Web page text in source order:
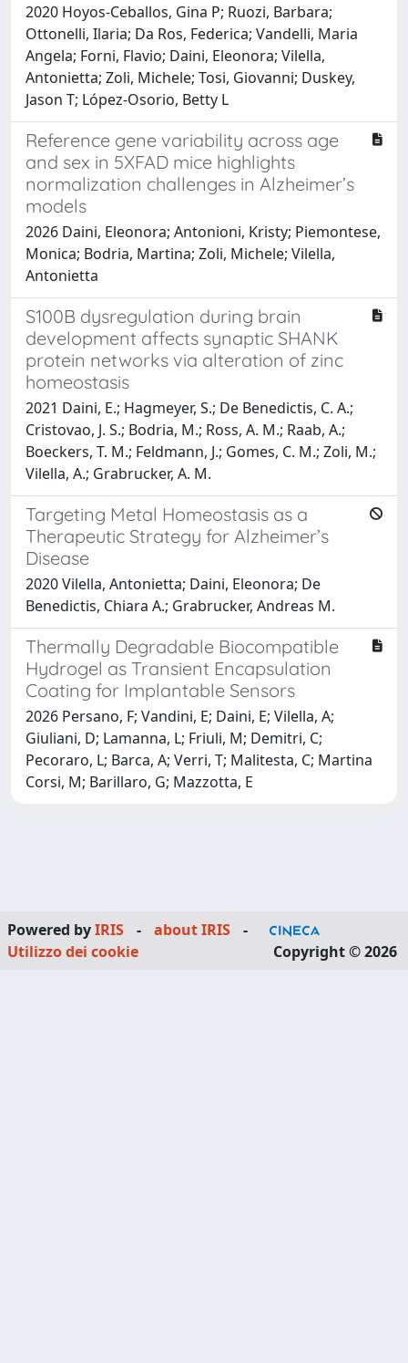
2020 Hoyos-Ceballos, Gina P; Ruozi, Barbara;
Ottonelli, Ilaria; Da Ros, Federica; Vandelli, Maria
Angela; Forni, Flavio; Daini, Eleonora; Vilella,
Antonietta; Zoli, Michele; Tosi, Giovanni; Duskey,
Jason T; López-Osorio, Betty L
Reference gene variability across age
and sex in 5XFAD mice highlights
normalization challenges in Alzheimer’s
models
2026 Daini, Eleonora; Antonioni, Kristy; Piemontese,
Monica; Bodria, Martina; Zoli, Michele; Vilella,
Antonietta
S100B dysregulation during brain
development affects synaptic SHANK
protein networks via alteration of zinc
homeostasis
2021 Daini, E.; Hagmeyer, S.; De Benedictis, C. A.;
Cristovao, J. S.; Bodria, M.; Ross, A. M.; Raab, A.;
Boeckers, T. M.; Feldmann, J.; Gomes, C. M.; Zoli, M.;
Vilella, A.; Grabrucker, A. M.
Targeting Metal Homeostasis as a
Therapeutic Strategy for Alzheimer’s
Disease
2020 Vilella, Antonietta; Daini, Eleonora; De
Benedictis, Chiara A.; Grabrucker, Andreas M.
Thermally Degradable Biocompatible
Hydrogel as Transient Encapsulation
Coating for Implantable Sensors
2026 Persano, F; Vandini, E; Daini, E; Vilella, A;
Giuliani, D; Lamanna, L; Friuli, M; Demitri, C;
Pecoraro, L; Barca, A; Verri, T; Malitesta, C; Martina
Corsi, M; Barillaro, G; Mazzotta, E
Powered byIRIS - about IRIS
-
Utilizzo dei cookie
Copyright © 2026